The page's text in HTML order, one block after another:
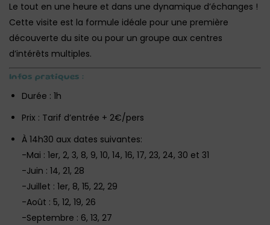
Le tout en une heure et dans une dynamique d’échanges !
Cette visite est la formule idéale pour une première
découverte du site ou pour un groupe aux centres
d’intérêts multiples.
Infos pratiques :
Durée : 1h
Prix : Tarif d’entrée + 2€/pers‎
À 14h30 aux dates suivantes:
-Mai : 1er, 2, 3, 8, 9, 10, 14, 16, 17, 23, 24, 30 et 31
-Juin : 14, 21, 28
-Juillet : 1er, 8, 15, 22, 29
-Août : 5, 12, 19, 26
-Septembre : 6, 13, 27